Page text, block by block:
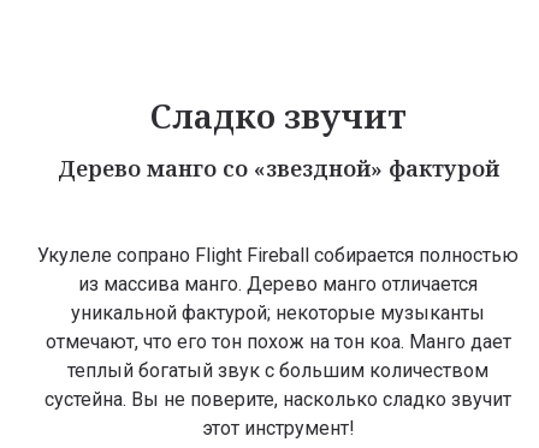
Сладко звучит
Дерево манго со «звездной» фактурой
Укулеле сопрано Flight Fireball собирается полностью
из массива манго. Дерево манго отличается
уникальной фактурой; некоторые музыканты
отмечают, что его тон похож на тон коа. Манго дает
теплый богатый звук с большим количеством
сустейна. Вы не поверите, насколько сладко звучит
этот инструмент!